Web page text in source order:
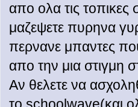
απο ολα τις τοπικες
μαζεψετε πυρηνα
περνανε μπαντες
απο την μια στιγμη
Αν θελετε να